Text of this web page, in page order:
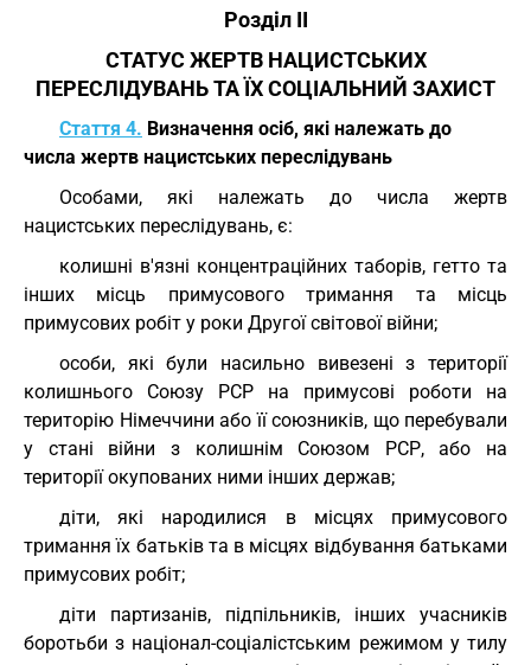
Розділ II
СТАТУС ЖЕРТВ НАЦИСТСЬКИХ
ПЕРЕСЛІДУВАНЬ ТА ЇХ СОЦІАЛЬНИЙ ЗАХИСТ
Стаття 4. Визначення осіб, які належать до
числа жертв нацистських переслідувань
Особами, які належать до числа жертв
нацистських переслідувань, є:
колишні в'язні концентраційних таборів, гетто та
інших місць примусового тримання та місць
примусових робіт у роки Другої світової війни;
особи, які були насильно вивезені з території
колишнього Союзу РСР на примусові роботи на
територію Німеччини або її союзників, що перебували
у стані війни з колишнім Союзом РСР, або на
території окупованих ними інших держав;
діти, які народилися в місцях примусового
тримання їх батьків та в місцях відбування батьками
примусових робіт;
діти партизанів, підпільників, інших учасників
боротьби з націонал-соціалістським режимом у тилу